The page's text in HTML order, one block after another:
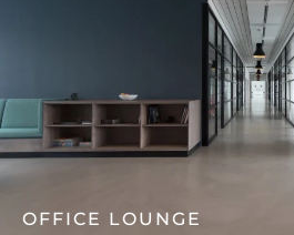
OFFICE LOUNGE